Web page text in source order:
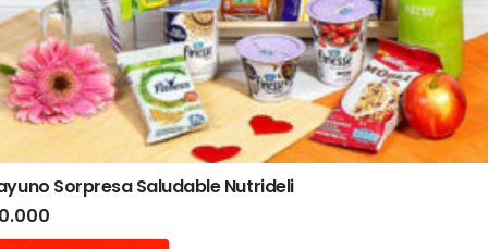
Sorpresa Saludable Nutrideli